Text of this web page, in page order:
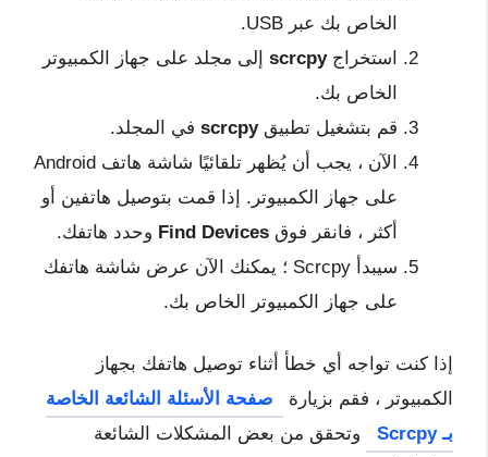
الخاص بك عبر USB.
استخراجscrcpy إلى مجلد على جهاز الكمبيوتر
الخاص بك.
قم بتشغيل تطبيقscrcpy في المجلد.
الآن ، يجب أن يُظهر تلقائيًا شاشة هاتف Android
على جهاز الكمبيوتر. إذا قمت بتوصيل هاتفين أو
أكثر ، فانقر فوق Find Devices وحدد هاتفك.
سيبدأ Scrcpy ؛ يمكنك الآن عرض شاشة هاتفك
على جهاز الكمبيوتر الخاص بك.
إذا كنت تواجه أي خطأ أثناء توصيل هاتفك بجهاز
الكمبيوتر ، فقم بزيارة
صفحة الأسئلة الشائعة الخاصة
بـ Scrcpy
وتحقق من بعض المشكلات الشائعة